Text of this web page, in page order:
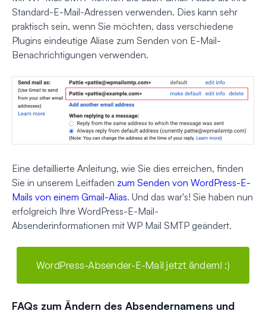
Standard-E-Mail-Adressen verwenden. Dies kann sehr
praktisch sein, wenn Sie möchten, dass verschiedene
Plugins eindeutige Aliase zum Senden von E-Mail-
Benachrichtigungen verwenden.
Eine detaillierte Anleitung, wie Sie dies erreichen, finden
Sie in unserem Leitfaden zum Senden von WordPress-E-
Mails von einem Gmail-Alias. Und das war's! Sie haben nun
erfolgreich Ihre WordPress-E-Mail-
Absenderinformationen mit WP Mail SMTP geändert.
WordPress-Absender-E-Mail jetzt ändern! :)
FAQs zum Ändern des Absendernamens und